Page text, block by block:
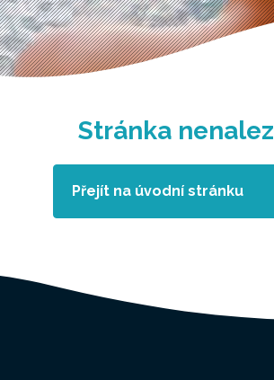
Stránka
Přejít na úvodní stránku